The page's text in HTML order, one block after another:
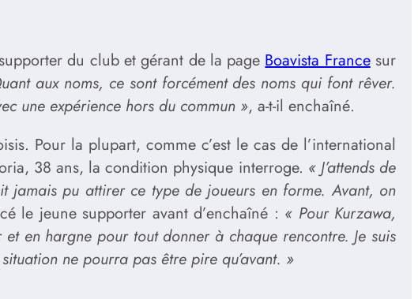
du club et gérant de la pageBoavista Francesur
aux noms, ce sont forcément des noms qui font rêver.
une expérience hors du commun », a-t-il enchaîné.
Pour la plupart, comme c’est le cas de l’international
38 ans, la condition physique interroge. « J’attends de
jamais pu attirer ce type de joueurs en forme. Avant, on
le jeune supporter avant d’enchaîné : « Pour Kurzawa,
en hargne pour tout donner à chaque rencontre. Je suis
ne pourra pas être pire qu’avant. »